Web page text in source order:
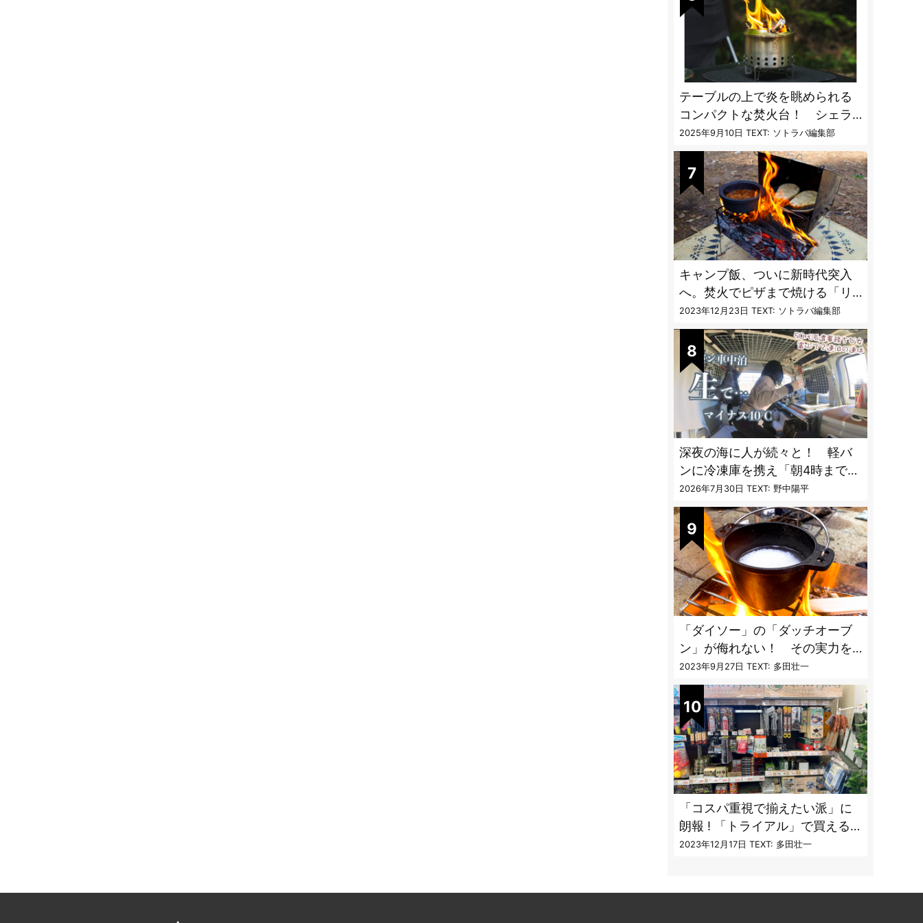
テーブルの上で炎を眺められる
コンパクトな焚火台！ シェラ
カップと重ねて持ち運べる超コ
ンパクト収納
2025年9月10日 TEXT: ソトラバ編集部
キャンプ飯、ついに新時代突入
へ。焚火でピザまで焼ける「リ
フレクターオーブン」がスゴす
ぎる
2023年12月23日 TEXT: ソトラバ編集部
深夜の海に人が続々と！ 軽バ
ンに冷凍庫を携え「朝4時までホ
タルイカ掬い」の奮闘記
2026年7月30日 TEXT: 野中陽平
「ダイソー」の「ダッチオーブ
ン」が侮れない！ その実力を
「炊飯」で検証してみた
2023年9月27日 TEXT: 多田壮一
「コスパ重視で揃えたい派」に
朗報 ! 「トライアル」で買える
キャンプ道具7品
2023年12月17日 TEXT: 多田壮一